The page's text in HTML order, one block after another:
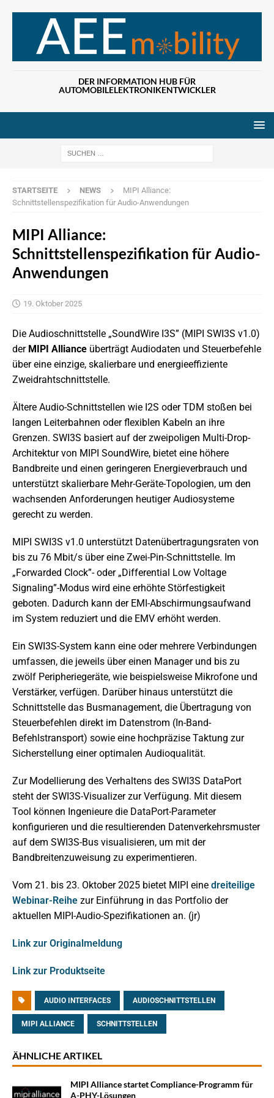
DER INFORMATION HUB FÜR
AUTOMOBILELEKTRONIKENTWICKLER
STARTSEITE NEWS
MIPI Alliance:
Schnittstellenspezifikation für Audio-Anwendungen
MIPI Alliance:
Schnittstellenspezifikation für Audio-
Anwendungen
19. Oktober 2025
Die Audioschnittstelle „SoundWire I3S” (MIPI SWI3S v1.0)
der MIPI Alliance überträgt Audiodaten und Steuerbefehle
über eine einzige, skalierbare und energieeffiziente
Zweidrahtschnittstelle.
Ältere Audio-Schnittstellen wie I2S oder TDM stoßen bei
langen Leiterbahnen oder flexiblen Kabeln an ihre
Grenzen. SWI3S basiert auf der zweipoligen Multi-Drop-
Architektur von MIPI SoundWire, bietet eine höhere
Bandbreite und einen geringeren Energieverbrauch und
unterstützt skalierbare Mehr-Geräte-Topologien, um den
wachsenden Anforderungen heutiger Audiosysteme
gerecht zu werden.
MIPI SWI3S v1.0 unterstützt Datenübertragungsraten von
bis zu 76 Mbit/s über eine Zwei-Pin-Schnittstelle. Im
„Forwarded Clock”- oder „Differential Low Voltage
Signaling”-Modus wird eine erhöhte Störfestigkeit
geboten. Dadurch kann der EMI-Abschirmungsaufwand
im System reduziert und die EMV erhöht werden.
Ein SWI3S-System kann eine oder mehrere Verbindungen
umfassen, die jeweils über einen Manager und bis zu
zwölf Peripheriegeräte, wie beispielsweise Mikrofone und
Verstärker, verfügen. Darüber hinaus unterstützt die
Schnittstelle das Busmanagement, die Übertragung von
Steuerbefehlen direkt im Datenstrom (In-Band-
Befehlstransport) sowie eine hochpräzise Taktung zur
Sicherstellung einer optimalen Audioqualität.
Zur Modellierung des Verhaltens des SWI3S DataPort
steht der SWI3S-Visualizer zur Verfügung. Mit diesem
Tool können Ingenieure die DataPort-Parameter
konfigurieren und die resultierenden Datenverkehrsmuster
auf dem SWI3S-Bus visualisieren, um mit der
Bandbreitenzuweisung zu experimentieren.
Vom 21. bis 23. Oktober 2025 bietet MIPI eine dreiteilige
Webinar-Reihe zur Einführung in das Portfolio der
aktuellen MIPI-Audio-Spezifikationen an. (jr)
Link zur Originalmeldung
Link zur Produktseite
AUDIO INTERFACES AUDIOSCHNITTSTELLEN
MIPI ALLIANCE SCHNITTSTELLEN
ÄHNLICHE ARTIKEL
MIPI Alliance startet Compliance-Programm für
A-PHY-Lösungen